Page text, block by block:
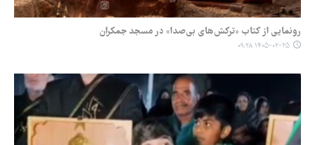
رونمایی از کتاب «ترکش‌های بی‌صدا» در مسجد جمکران
۱۴۰۵-۰۲-۲۵ ۰۹:۲۸